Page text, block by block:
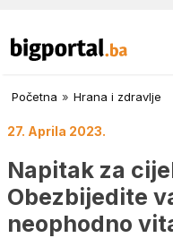
Početna » Hrana i zdravlje
27. Aprila 2023.
Napitak za
Obezbijedite
neophodno